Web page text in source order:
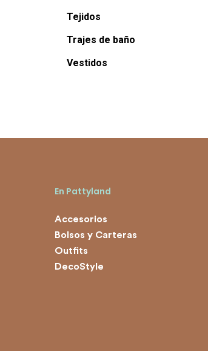
Tejidos
Trajes de baño
Vestidos
En Pattyland
Accesorios
Bolsos y Carteras
Outfits
DecoStyle